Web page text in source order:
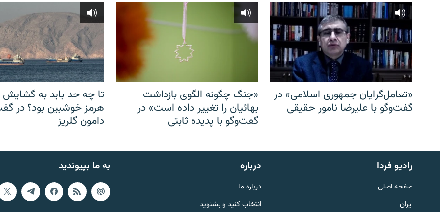
English
به ما بپیوندید
«تعامل‌گرایان جمهوری اسلامی» در
گفت‌وگو با علیرضا نامور حقیقی
«جنگ چگونه الگوی بازداشت
بهائیان را تغییر داده است» در
گفت‌وگو با پدیده ثابتی
تا چه حد باید به گشایش
هرمز خوشبین بود؟ در
دامون گلریز
به ما بپیوندید رادیو فردا
صفحه اصلی
ایران
درباره
درباره ما
انتخاب کنید و بشنوید